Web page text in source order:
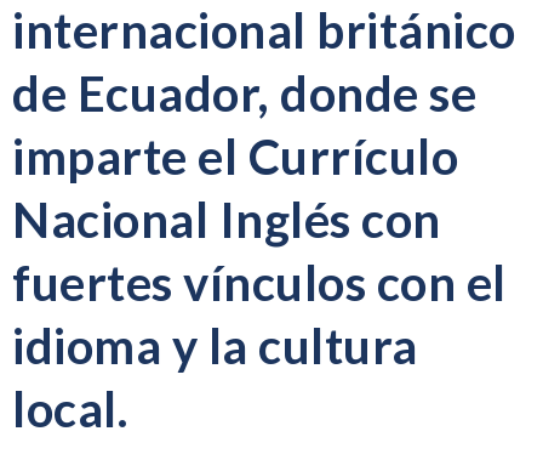
internacional británico
de Ecuador, donde se
imparte el Currículo
Nacional Inglés con
fuertes vínculos con el
idioma y la cultura
local.